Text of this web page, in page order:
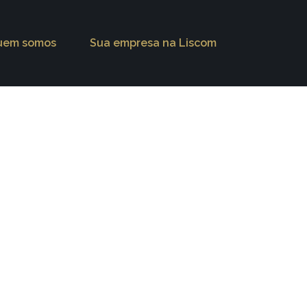
somos Sua empresa na Liscom